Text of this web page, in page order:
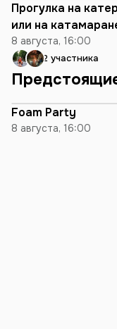
Прогулка на
или на
8 августа, 16:00
2 участника
Foam Party
8 августа, 16:00